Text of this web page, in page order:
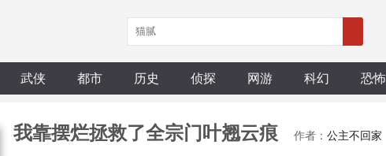
武侠 都市 历史 侦探 网游 科幻 恐怖
我靠摆烂拯救了全宗门叶翘云痕 作者： 公主不回家